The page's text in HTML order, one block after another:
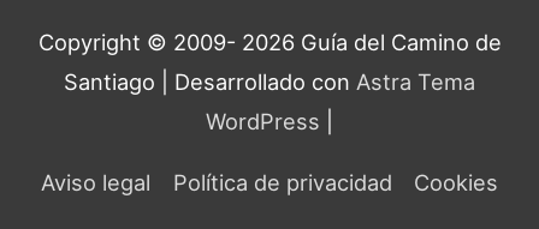
Copyright © 2009- 2026 Guía del Camino de
Santiago | Desarrollado con Astra Tema
WordPress
Aviso legal Política de privacidad Cookies